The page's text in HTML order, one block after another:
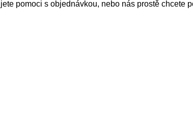
pomoci s objednávkou, nebo nás prostě chcete